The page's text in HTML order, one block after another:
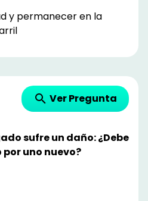
y permanecer en la
Ver Pregunta
sufre un daño: ¿Debe
uno nuevo?